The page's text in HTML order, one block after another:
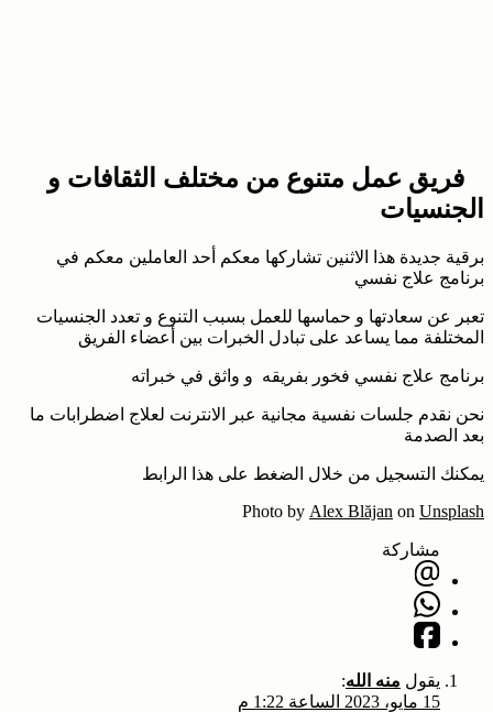
فريق عمل متنوع من مختلف الثقافات و
الجنسيات
برقية جديدة هذا الاثنين تشاركها معكم أحد العاملين معكم في
برنامج علاج نفسي
تعبر عن سعادتها و حماسها للعمل بسبب التنوع و تعدد الجنسيات
المختلفة مما يساعد على تبادل الخبرات بين أعضاء الفريق
برنامج علاج نفسي فخور بفريقه و واثق في خبراته
نحن نقدم جلسات نفسية مجانية عبر الانترنت لعلاج اضطرابات ما
بعد الصدمة
يمكنك التسجيل من خلال الضغط على هذا الرابط
Photo by Alex Blăjan on Unsplash
مشاركة
يقول منه الله:
15 مايو، 2023 الساعة 1:22 م